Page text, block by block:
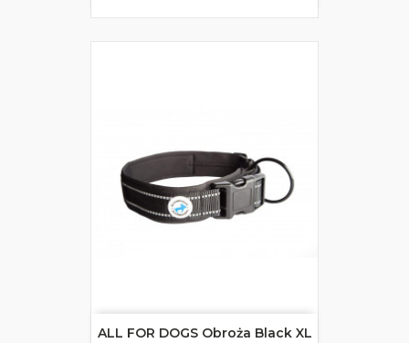
ALL FOR DOGS Obroża Black XL